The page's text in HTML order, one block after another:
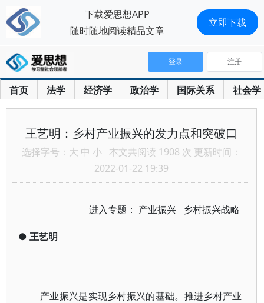
首页 法学 经济学 政治学 国际关系 社会学
登录 注册
王艺明：乡村产业振兴的发力点和突破口
选择字号： 大 中 小 本文共阅读 1908 次 更新时间：
2022-01-22 19:39
进入专题： 产业振兴 乡村振兴战略
● 王艺明
产业振兴是实现乡村振兴的基础。推进乡村产业
下载爱思想APP
随时随地阅读精品文章
立即下载